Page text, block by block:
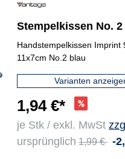
Stempelkissen No. 2
Handstempelkissen Imprint
11x7cm No.2 blau
Varianten
1,94 €*
je Stk / exkl. MwSt
ursprünglich 1,99 € -